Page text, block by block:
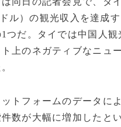
ル）の観光収入を達成
つだ。タイでは中国人
上のネガティブなニュ
トフォームのデータに
数が大幅に増加したと